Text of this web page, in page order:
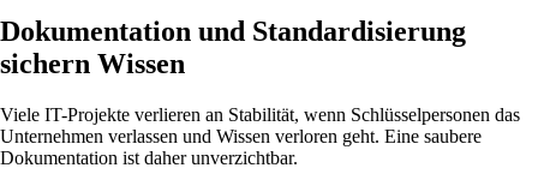
Dokumentation und Standardisierung
sichern Wissen
Viele IT-Projekte verlieren an Stabilität, wenn Schlüsselpersonen das
Unternehmen verlassen und Wissen verloren geht. Eine saubere
Dokumentation ist daher unverzichtbar.